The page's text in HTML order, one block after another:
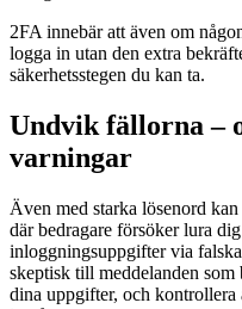
2FA innebär att även om
logga in utan den extra
säkerhetsstegen du kan ta.
Undvik fällorna –
varningar
Även med starka lösenord
där bedragare försöker lura
inloggningsuppgifter via
skeptisk till meddelanden som
dina uppgifter, och